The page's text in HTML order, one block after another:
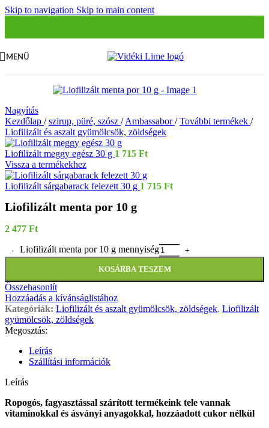
Skip to navigation Skip to main content
MENÜ
Nagyítás
Kezdőlap / szirup, püré, szósz / Ambassabor/ További termékek /
Liofilizált és aszalt gyümölcsök, zöldségek
Liofilizált meggy egész 30 g 1 715 Ft
Vissza a termékekhez
Liofilizált sárgabarack felezett 30 g 1 715 Ft
Liofilizált menta por 10 g
2 477 Ft
Liofilizált menta por 10 g mennyiség
KOSÁRBA TESZEM
Összehasonlít
Hozzáadás a kívánságlistához
Kategóriák: Liofilizált és aszalt gyümölcsök, zöldségek, Liofilizált
gyümölcsök, zöldségek
Megosztás:
Leírás
Szállítási információk
Leírás
Ropogós, fagyasztással szárított termékeink tele vannak
vitaminokkal és ásványi anyagokkal, hozzáadott cukor nélkül